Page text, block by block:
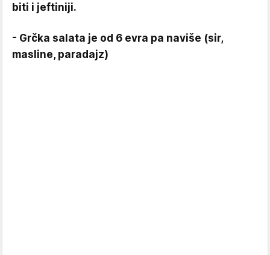
biti i jeftiniji.
- Grčka salata je od 6 evra pa naviše (sir,
masline, paradajz)